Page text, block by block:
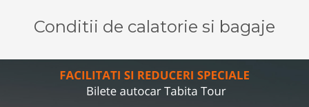
Conditii de calatorie si bagaje